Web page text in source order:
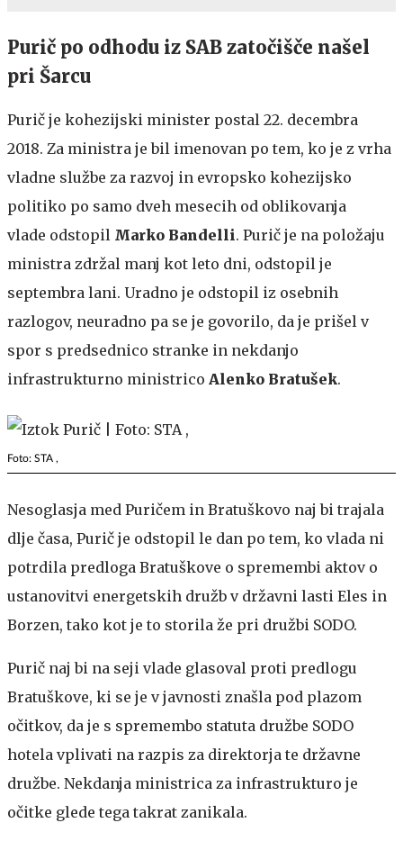
Purič po odhodu iz SAB zatočišče našel
pri Šarcu
Purič je kohezijski minister postal 22. decembra
2018. Za ministra je bil imenovan po tem, ko je z vrha
vladne službe za razvoj in evropsko kohezijsko
politiko po samo dveh mesecih od oblikovanja
vlade odstopil Marko Bandelli. Purič je na položaju
ministra zdržal manj kot leto dni, odstopil je
septembra lani. Uradno je odstopil iz osebnih
razlogov, neuradno pa se je govorilo, da je prišel v
spor s predsednico stranke in nekdanjo
infrastrukturno ministrico Alenko Bratušek.
Foto: STA ,
Nesoglasja med Puričem in Bratuškovo naj bi trajala
dlje časa, Purič je odstopil le dan po tem, ko vlada ni
potrdila predloga Bratuškove o spremembi aktov o
ustanovitvi energetskih družb v državni lasti Eles in
Borzen, tako kot je to storila že pri družbi SODO.
Purič naj bi na seji vlade glasoval proti predlogu
Bratuškove, ki se je v javnosti znašla pod plazom
očitkov, da je s spremembo statuta družbe SODO
hotela vplivati na razpis za direktorja te državne
družbe. Nekdanja ministrica za infrastrukturo je
očitke glede tega takrat zanikala.